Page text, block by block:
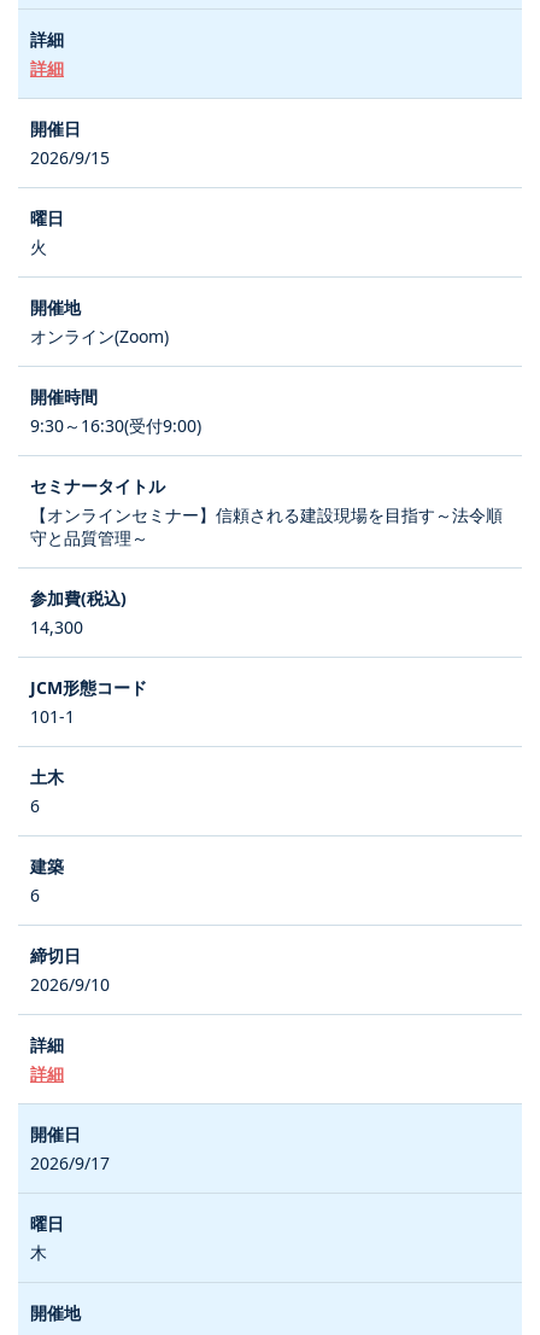
詳細
2026/9/15
火
オンライン(Zoom)
9:30～16:30(受付9:00)
【オンラインセミナー】信頼される建設現場を目指す～法令順
守と品質管理～
14,300
101-1
6
6
2026/9/10
詳細
2026/9/17
木